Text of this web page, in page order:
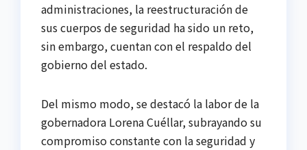
administraciones, la reestructuración de
sus cuerpos de seguridad ha sido un reto,
sin embargo, cuentan con el respaldo del
gobierno del estado.
Del mismo modo, se destacó la labor de la
gobernadora Lorena Cuéllar, subrayando su
compromiso constante con la seguridad y